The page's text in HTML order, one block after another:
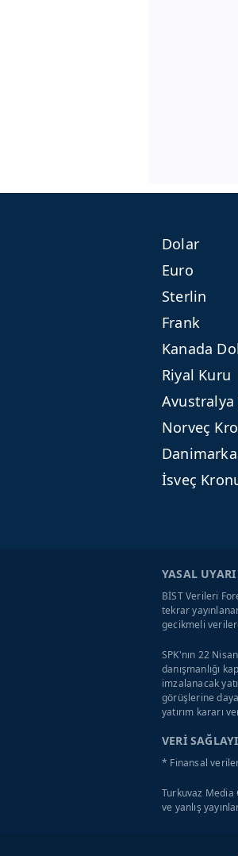
Dolar
Euro
Sterlin
Frank
Kanada
Riyal Kuru
Avustralya
Norveç
İsveç
YASAL UYARI
BİST Verileri
tekrar
gecikmeli
SPK'nın 22
danışmanlığı
imzalanacak
görüşlerine
yatırım kararı
VERİ
* Finansal
Turkuvaz Media
ve yanlış